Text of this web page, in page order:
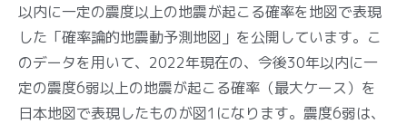
以内に一定の震度以上の地震が起こる確率を地図で表現
した「確率論的地震動予測地図」を公開しています。こ
のデータを用いて、2022年現在の、今後30年以内に一
定の震度6弱以上の地震が起こる確率（最大ケース）を
日本地図で表現したものが図1になります。震度6弱は、